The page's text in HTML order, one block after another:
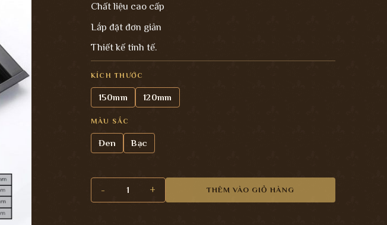
Chất liệu cao cấp
Lắp đặt đơn giản
Thiết kế tinh tế.
KÍCH THƯỚC
150mm 120mm
MÀU SẮC
Đen Bạc
THÊM VÀO GIỎ HÀNG